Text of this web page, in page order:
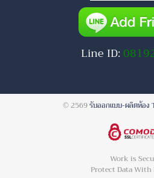
Line ID:
© 2569รับออกแบบ-ผลิตห้อง
Work is
Protect Data